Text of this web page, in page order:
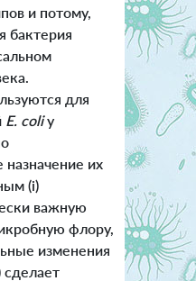
и потому,
бактерия
для
E. coliу
их
(i)
важную
флору,
изменения
сделает